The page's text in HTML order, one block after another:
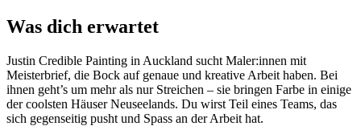
Was dich erwartet
Justin Credible Painting in Auckland sucht Maler:innen mit
Meisterbrief, die Bock auf genaue und kreative Arbeit haben. Bei
ihnen geht’s um mehr als nur Streichen – sie bringen Farbe in einige
der coolsten Häuser Neuseelands. Du wirst Teil eines Teams, das
sich gegenseitig pusht und Spass an der Arbeit hat.